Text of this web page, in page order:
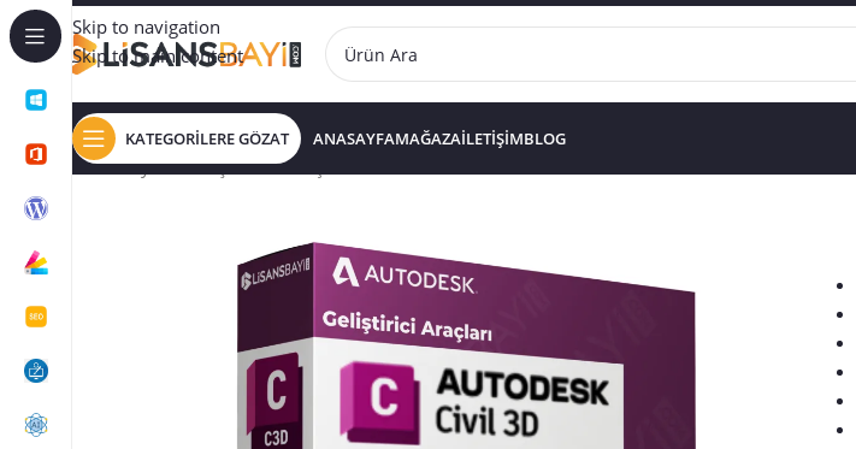
Skip to navigation
Skip to main content
KATEGORİLERE GÖZAT ANASAYFAMAĞAZAİLETİŞİMBLOG
Ana Sayfa/ GELİŞTİRİCİ ARAÇLARI